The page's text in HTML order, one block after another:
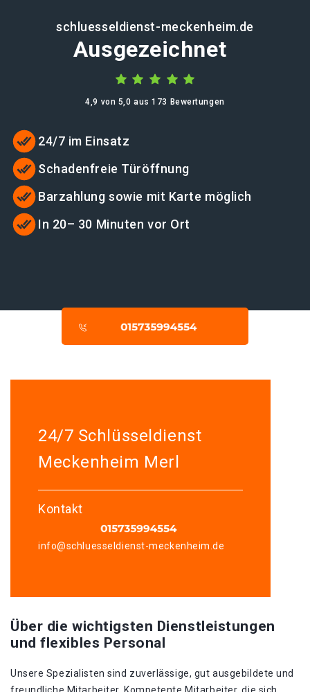
schluesseldienst-meckenheim.de
Ausgezeichnet
4,9 von 5,0 aus 173 Bewertungen
24/7 im Einsatz
Schadenfreie Türöffnung
Barzahlung sowie mit Karte möglich
In 20– 30 Minuten vor Ort
24/7 Schlüsseldienst
Meckenheim Merl
Kontakt
info@schluesseldienst-meckenheim.de
Über die wichtigsten Dienstleistungen
und flexibles Personal
Unsere Spezialisten sind zuverlässige, gut ausgebildete und